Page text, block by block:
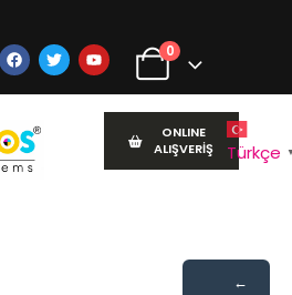
0
ONLINE
ALIŞVERİŞ
Türkçe
←